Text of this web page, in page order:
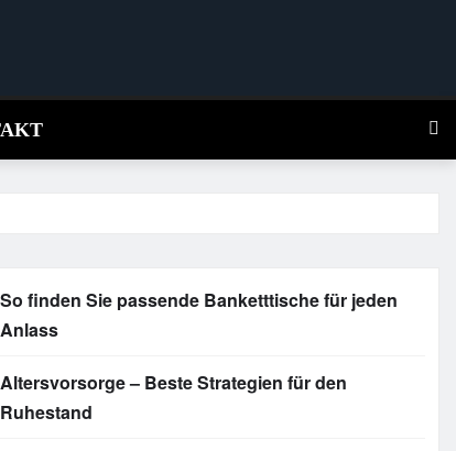
So finden Sie passende Banketttische für jeden
Anlass
Altersvorsorge – Beste Strategien für den
Ruhestand